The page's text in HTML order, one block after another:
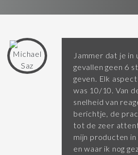
Jammer dat je in
gevallen geen 6
geven. Elk
was 10/10. Van
snelheid van
berichtje, de
tot de zeer
mijn producten
en waar ik nog